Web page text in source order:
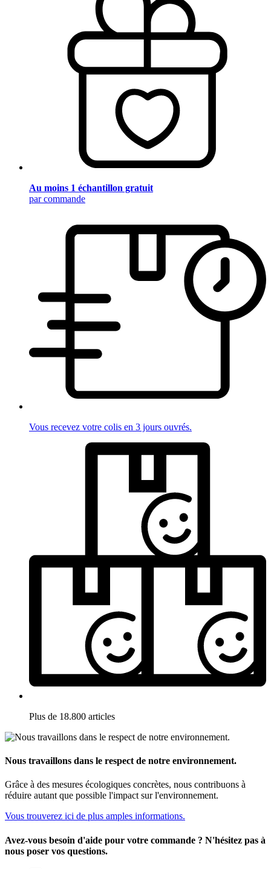
Au moins 1 échantillon gratuit
par commande
Vous recevez votre colis en 3 jours ouvrés.
Plus de 18.800 articles
Nous travaillons dans le respect de notre environnement.
Grâce à des mesures écologiques concrètes, nous contribuons à
réduire autant que possible l'impact sur l'environnement.
Vous trouverez ici de plus amples informations.
Avez-vous besoin d'aide pour votre commande ? N'hésitez pas à
nous poser vos questions.